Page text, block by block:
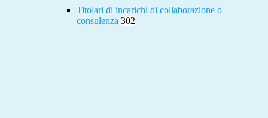
Titolari di incarichi di collaborazione o
consulenza 302